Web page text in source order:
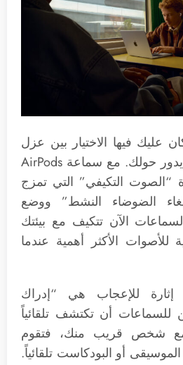
عليك فيها الاختيار بين عزل
الضوضاء أو سماع ما يدور حولك. مع سماعة AirPods
“الصوت التكيفي” التي تمزج
الضوضاء النشط” ووضع
الآن تتكيف مع بيئتك
للأصوات الأكثر أهمية عندما
إثارة للإعجاب هي “إدراك
للسماعات أن تكتشف تلقائياً
شخص قريب منك، فتقوم
أو البودكاست تلقائياً.